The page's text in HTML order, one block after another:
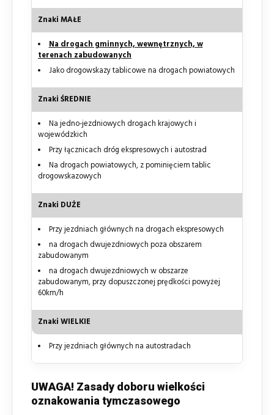
Znaki MAŁE
Na drogach gminnych, wewnętrznych, w
terenach zabudowanych
Jako drogowskazy tablicowe na drogach powiatowych
Znaki ŚREDNIE
Na jedno-jezdniowych drogach krajowych i
wojewódzkich
Przy łącznicach dróg ekspresowych i autostrad
Na drogach powiatowych, z pominięciem tablic
drogowskazowych
Znaki DUŻE
Przy jezdniach głównych na drogach ekspresowych
na drogach dwujezdniowych poza obszarem
zabudowanym
na drogach dwujezdniowych w obszarze
zabudowanym, przy dopuszczonej prędkości powyżej
60km/h
Znaki WIELKIE
Przy jezdniach głównych na autostradach
UWAGA! Zasady doboru wielkości
oznakowania tymczasowego